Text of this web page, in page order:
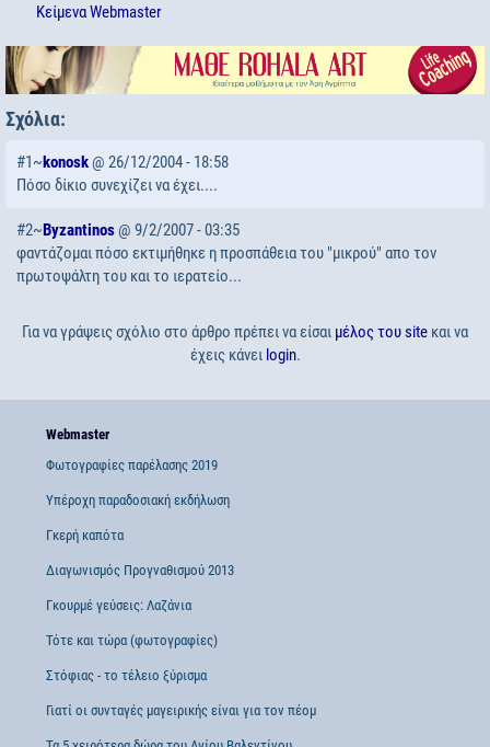
ΚείμεναWebmaster
Σχόλια:
#1~konosk@ 26/12/2004 - 18:58
Πόσο δίκιο συνεχίζει να έχει....
#2~Byzantinos @ 9/2/2007 - 03:35
φαντάζομαι πόσο εκτιμήθηκε η προσπάθεια του "μικρού" απο τον
πρωτοψάλτη του και το ιερατείο...
Για να γράψεις σχόλιο στο άρθρο πρέπει να είσαι μέλος του site και να
έχεις κάνει login.
Webmaster
Φωτογραφίες παρέλασης 2019
Υπέροχη παραδοσιακή εκδήλωση
Γκερή καπότα
Διαγωνισμός Προγναθισμού 2013
Γκουρμέ γεύσεις: Λαζάνια
Τότε και τώρα (φωτογραφίες)
Στόφιας - το τέλειο ξύρισμα
Γιατί οι συνταγές μαγειρικής είναι για τον πέομ